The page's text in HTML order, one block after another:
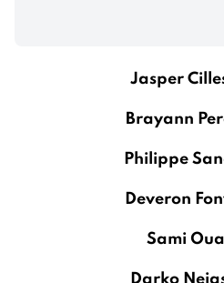
Jasper
Brayann
Philippe
Deveron
Sami
Darko